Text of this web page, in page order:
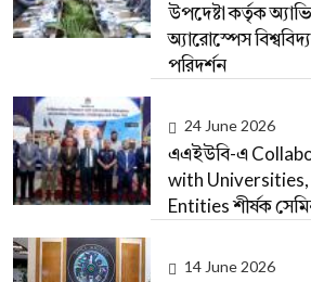
উপদেষ্টা কর্তৃক
অ্যারোস্পেস
পরিদর্শন
24 June 2026
এএইউবি-এ
with
Entities শীর্ষক
14 June 2026